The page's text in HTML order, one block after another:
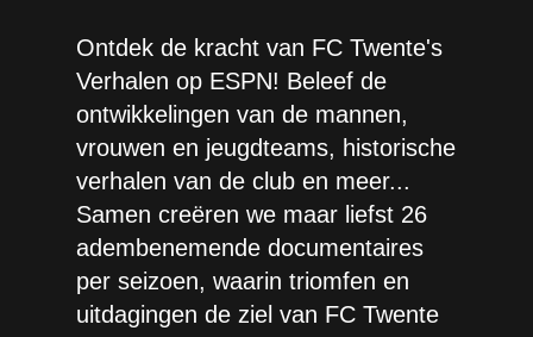
Ontdek de kracht van FC Twente's
Verhalen op ESPN! Beleef de
ontwikkelingen van de mannen,
vrouwen en jeugdteams, historische
verhalen van de club en meer...
Samen creëren we maar liefst 26
adembenemende documentaires
per seizoen, waarin triomfen en
uitdagingen de ziel van FC Twente